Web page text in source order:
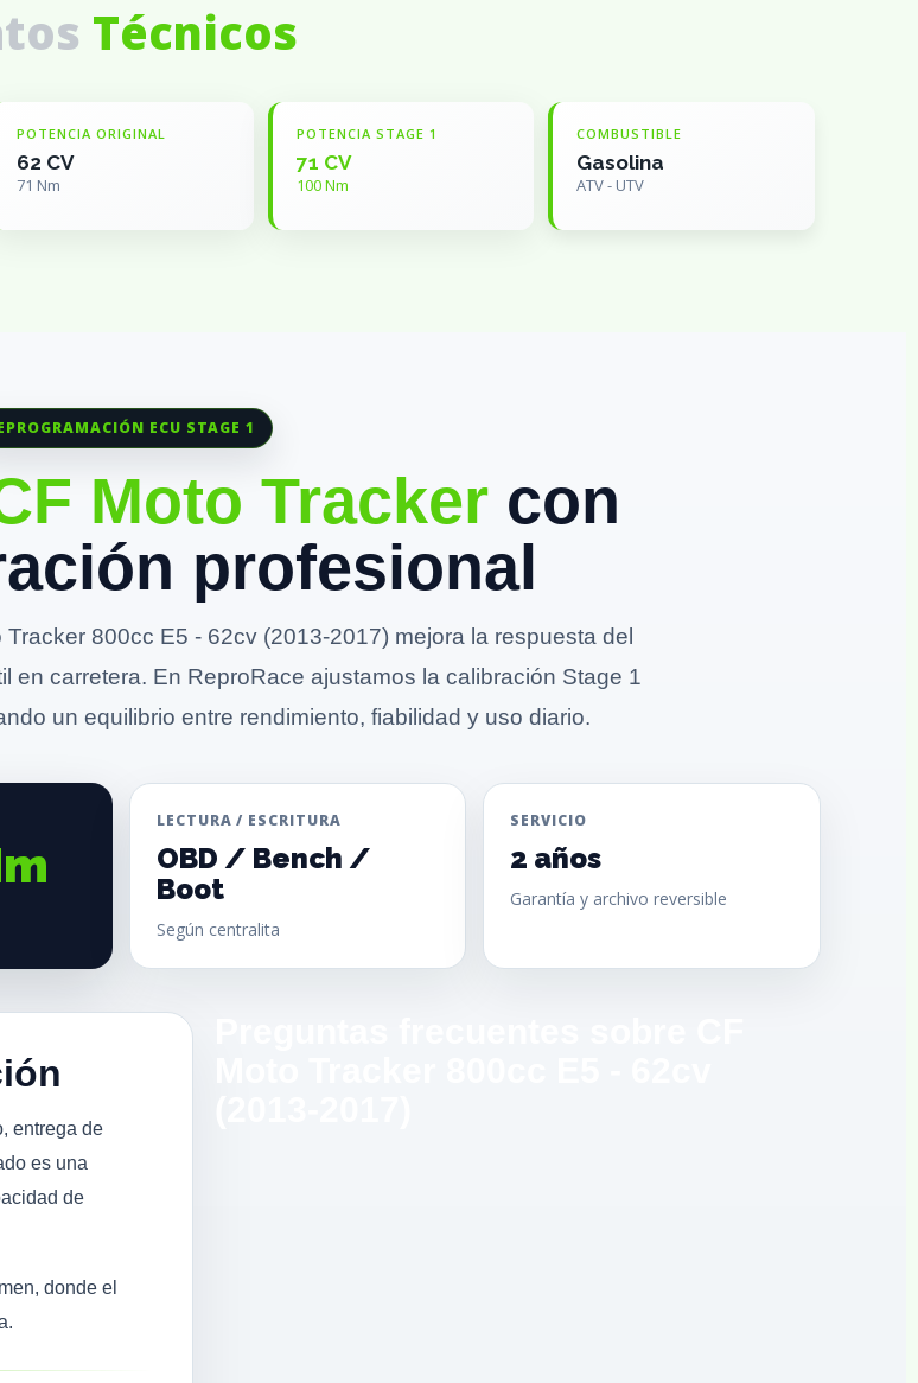
Técnicos
POTENCIA ORIGINAL
62 CV
71 Nm
POTENCIA STAGE 1
71 CV
100 Nm
COMBUSTIBLE
Gasolina
ATV - UTV
ECU STAGE 1
Moto Tracker con
profesional
800cc E5 - 62cv (2013-2017) mejora la respuesta del
en carretera. En ReproRace ajustamos la calibración Stage 1
un equilibrio entre rendimiento, fiabilidad y uso diario.
LECTURA / ESCRITURA
OBD / Bench /
Boot
Según centralita
SERVICIO
2 años
Garantía y archivo reversible
entrega de
es una
de
donde el